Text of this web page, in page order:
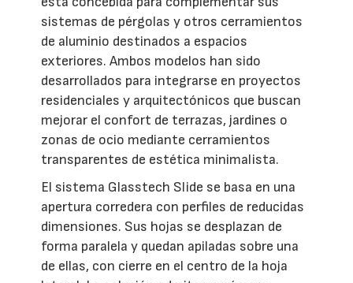
sistemas de pérgolas y otros cerramientos
de aluminio destinados a espacios
exteriores. Ambos modelos han sido
desarrollados para integrarse en proyectos
residenciales y arquitectónicos que buscan
mejorar el confort de terrazas, jardines o
zonas de ocio mediante cerramientos
transparentes de estética minimalista.
El sistema Glasstech Slide se basa en una
apertura corredera con perfiles de reducidas
dimensiones. Sus hojas se desplazan de
forma paralela y quedan apiladas sobre una
de ellas, con cierre en el centro de la hoja